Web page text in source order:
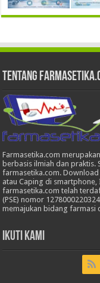
Tentang
Farmasetika.com
berbasis ilmiah dan praktis.
farmasetika.com.
atau Caping di
farmasetika.com telah
(PSE) nomor
memajukan bidang farmasi
Ikuti Kami